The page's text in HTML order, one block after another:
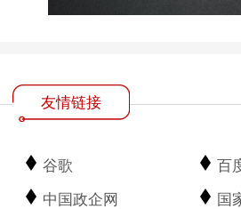
友情链接
谷歌
百
中国政企网
国